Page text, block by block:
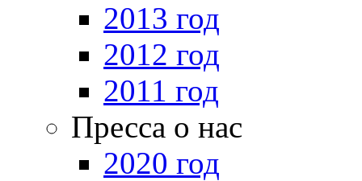
2013 год
2012 год
2011 год
Пресса о нас
2020 год